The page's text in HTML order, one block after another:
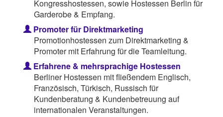
Kongresshostessen, sowie Hostessen Berlin für
Garderobe & Empfang.
Promoter für Direktmarketing
Promotionhostessen zum Direktmarketing &
Promoter mit Erfahrung für die Teamleitung.
Erfahrene & mehrsprachige Hostessen
Berliner Hostessen mit fließendem Englisch,
Französisch, Türkisch, Russisch für
Kundenberatung & Kundenbetreuung auf
internationalen Veranstaltungen.